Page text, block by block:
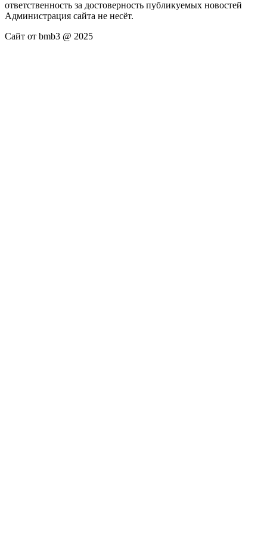
ответственность за достоверность публикуемых новостей
Администрация сайта не несёт.
Сайт от bmb3 @ 2025